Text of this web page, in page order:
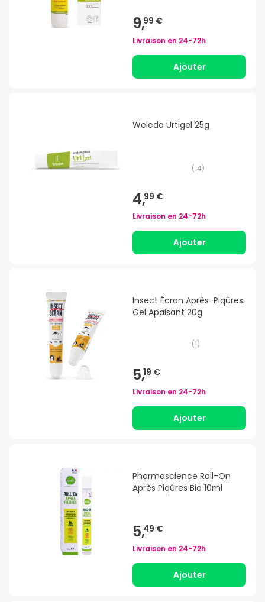
9,99 €
Livraison en 24-72h
Ajouter
Weleda Urtigel 25g
(14)
4,99 €
Livraison en 24-72h
Ajouter
Insect Écran Après-Piqûres
Gel Apaisant 20g
(1)
5,19 €
Livraison en 24-72h
Ajouter
Pharmascience Roll-On
Après Piqûres Bio 10ml
5,49 €
Livraison en 24-72h
Ajouter